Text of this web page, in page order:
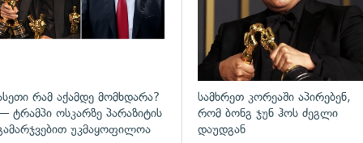
რამ აქამდე მომხდარა?
ტრამპი ოსკარზე პარაზიტის
უკმაყოფილოა
სამხრეთ კორეაში აპირებენ,
რომ ბონგ ჯუნ ჰოს ძეგლი
დაუდგან